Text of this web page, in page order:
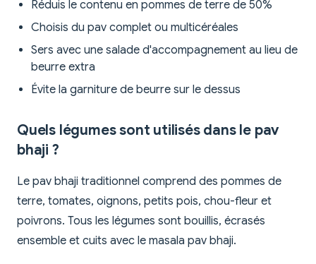
Réduis le contenu en pommes de terre de 50%
Choisis du pav complet ou multicéréales
Sers avec une salade d'accompagnement au lieu de
beurre extra
Évite la garniture de beurre sur le dessus
Quels légumes sont utilisés dans le pav
bhaji ?
Le pav bhaji traditionnel comprend des pommes de
terre, tomates, oignons, petits pois, chou-fleur et
poivrons. Tous les légumes sont bouillis, écrasés
ensemble et cuits avec le masala pav bhaji.